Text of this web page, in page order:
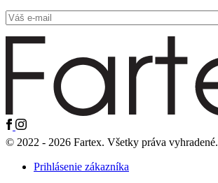
© 2022 - 2026 Fartex. Všetky práva vyhradené.
Prihlásenie zákazníka